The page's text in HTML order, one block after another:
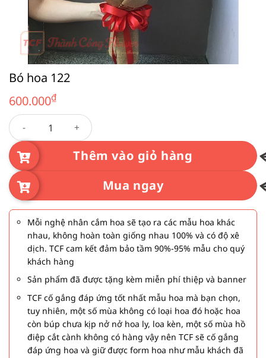
Bó hoa 122
600.000₫
Bó hoa 122 số lượng
Thêm vào giỏ hàng
Mua ngay
Mỗi nghệ nhân cắm hoa sẽ tạo ra các mẫu hoa khác
nhau, không hoàn toàn giống nhau 100% và có độ xê
dịch. TCF cam kết đảm bảo tầm 90%-95% mẫu cho quý
khách hàng
Sản phẩm đã được tặng kèm miễn phí thiệp và banner
TCF cố gắng đáp ứng tốt nhất mẫu hoa mà bạn chọn,
tuy nhiên, một số mùa không có loại hoa đó hoặc hoa
còn búp chưa kịp nở nở hoa ly, loa kèn, một số mùa hồ
điệp cắt cành không có hàng vậy nên TCF sẽ cố gắng
đáp ứng hoa và giữ được form hoa như mẫu khách đã